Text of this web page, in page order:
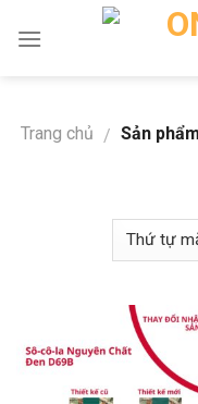
Trang chủ / Sản